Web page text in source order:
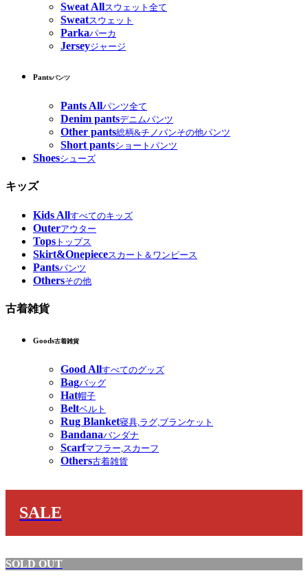
Sweat Allスウェット全て
Sweatスウェット
Parkaパーカ
Jerseyジャージ
Pantsパンツ
Pants Allパンツ全て
Denim pantsデニムパンツ
Other pants総柄&チノパンその他パンツ
Short pantsショートパンツ
Shoesシューズ
キッズ
Kids Allすべてのキッズ
Outerアウター
Tops トップス
Skirt&Onepieceスカート＆ワンピース
Pantsパンツ
Othersその他
古着雑貨
Goods古着雑貨
Good Allすべてのグッズ
Bagバッグ
Hat帽子
Beltベルト
Rug Blanket寝具,ラグ,ブランケット
Bandanaバンダナ
Scarfマフラー,スカーフ
Others古着雑貨
SALE
SOLD OUT